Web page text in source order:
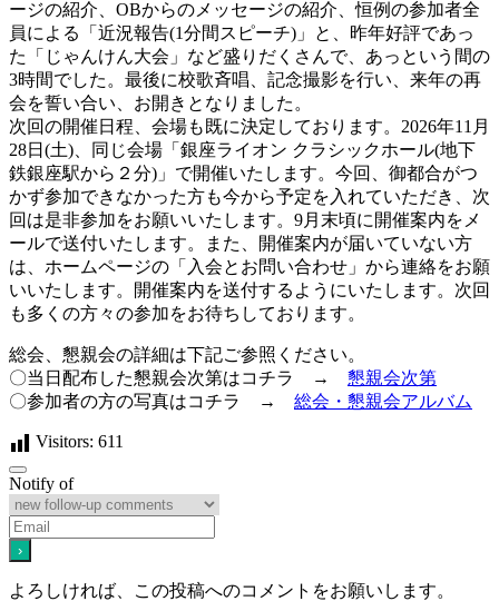
ージの紹介、OBからのメッセージの紹介、恒例の参加者全
員による「近況報告(1分間スピーチ)」と、昨年好評であっ
た「じゃんけん大会」など盛りだくさんで、あっという間の
3時間でした。最後に校歌斉唱、記念撮影を行い、来年の再
会を誓い合い、お開きとなりました。
次回の開催日程、会場も既に決定しております。2026年11月
28日(土)、同じ会場「銀座ライオン クラシックホール(地下
鉄銀座駅から２分)」で開催いたします。今回、御都合がつ
かず参加できなかった方も今から予定を入れていただき、次
回は是非参加をお願いいたします。9月末頃に開催案内をメ
ールで送付いたします。また、開催案内が届いていない方
は、ホームページの「入会とお問い合わせ」から連絡をお願
いいたします。開催案内を送付するようにいたします。次回
も多くの方々の参加をお待ちしております。
総会、懇親会の詳細は下記ご参照ください。
〇当日配布した懇親会次第はコチラ → 懇親会次第
〇参加者の方の写真はコチラ → 総会・懇親会アルバム
Visitors: 611
Notify of
よろしければ、この投稿へのコメントをお願いします。